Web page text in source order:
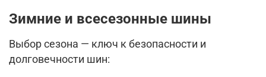
Зимние и всесезонные шины
Выбор сезона — ключ к безопасности и
долговечности шин: